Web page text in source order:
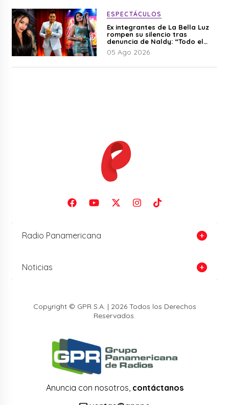
ESPECTÁCULOS
Ex integrantes de La Bella Luz
rompen su silencio tras
denuncia de Naldy: “Todo el
mundo lo sabía”
05 Ago 2026
Radio Panamericana
Noticias
Copyright © GPR S.A. | 2026 Todos los Derechos
Reservados.
Anuncia con nosotros, contáctanos